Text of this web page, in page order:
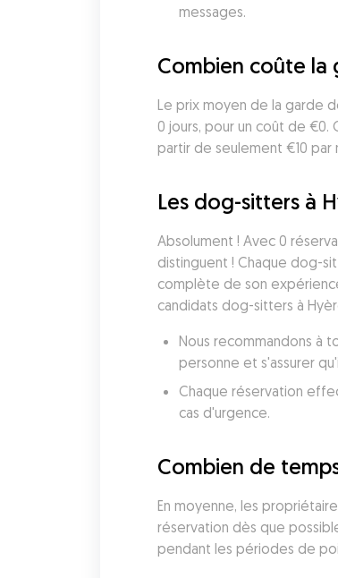
messages.
Combien coûte la
Le prix moyen de la garde
0 jours, pour un coût de
partir de seulement €10 par
Les dog-sitters à
Absolument ! Avec 0
distinguent ! Chaque dog-
complète de son
candidats dog-sitters à
Nous recommandons à
personne et s'assurer
Chaque réservation
cas d'urgence.
Combien de
En moyenne, les
réservation dès que
pendant les périodes de